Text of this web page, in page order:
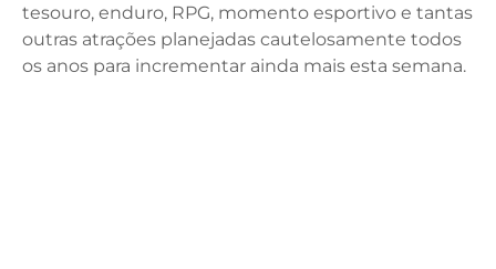
tesouro, enduro, RPG, momento esportivo e tantas
outras atrações planejadas cautelosamente todos
os anos para incrementar ainda mais esta semana.